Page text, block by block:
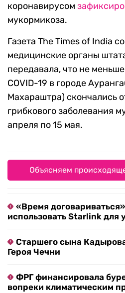
коронавирусом
мукормикоза.
Газета The Times of India
медицинские органы
передавала, что не
COVID-19 в городе
Махараштра) скончались
грибкового заболевания
апреля по 15 мая.
Объясняем
«Время
использовать Starlink для
Старшего сына
Героя Чечни
ФРГ финансировала
вопреки климатическим